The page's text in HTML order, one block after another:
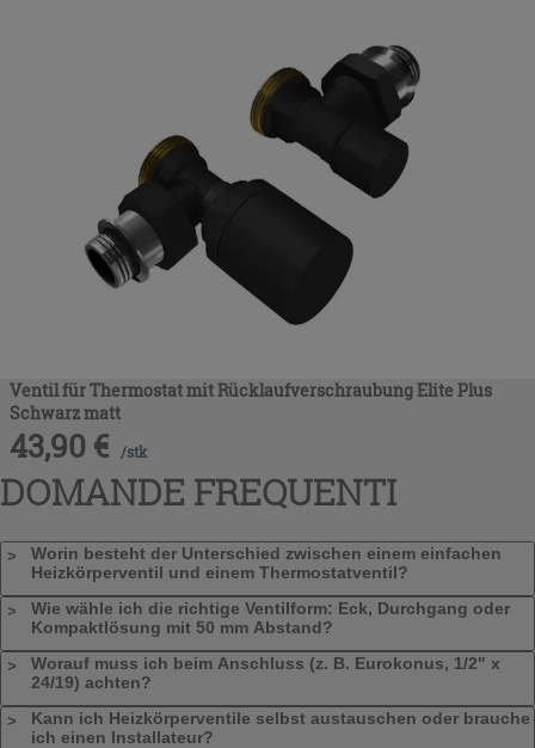
Ventil für Thermostat mit Rücklaufverschraubung Elite Plus
Schwarz matt
43,90 € /stk
DOMANDE FREQUENTI
Worin besteht der Unterschied zwischen einem einfachen
Heizkörperventil und einem Thermostatventil?
Wie wähle ich die richtige Ventilform: Eck, Durchgang oder
Kompaktlösung mit 50 mm Abstand?
Worauf muss ich beim Anschluss (z. B. Eurokonus, 1/2" x
24/19) achten?
Kann ich Heizkörperventile selbst austauschen oder brauche
ich einen Installateur?